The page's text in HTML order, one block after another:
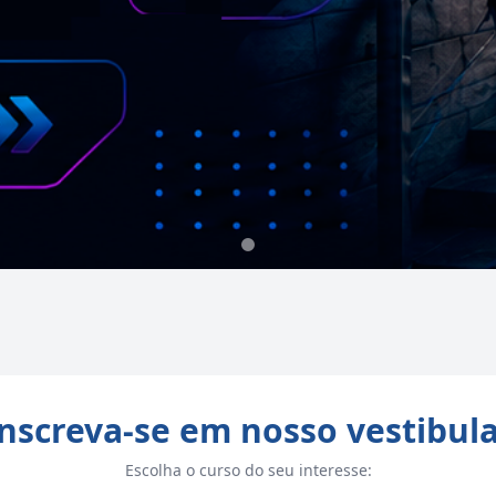
se em nosso
Escolha o curso do seu interesse: